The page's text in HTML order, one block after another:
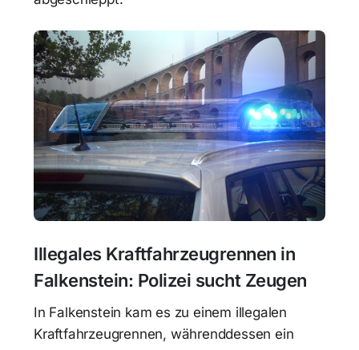
Illegales Kraftfahrzeugrennen in
Falkenstein: Polizei sucht Zeugen
In Falkenstein kam es zu einem illegalen
Kraftfahrzeugrennen, währenddessen ein